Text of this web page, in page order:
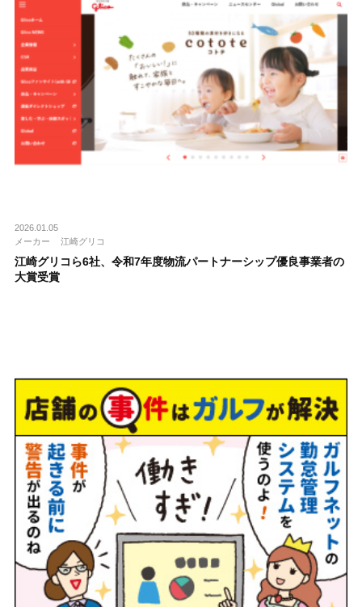
2026.01.05
メーカー
江崎グリコ
江崎グリコら6社、令和7年度物流パートナーシップ優良事業者の
大賞受賞